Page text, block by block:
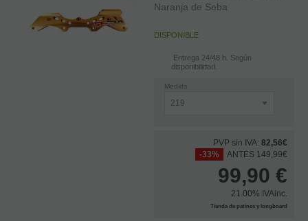
Naranja de Seba
DISPONIBLE
Entrega 24/48 h. Según
disponibilidad.
Medida
PVP sin IVA: 82,56€
-33%
ANTES 149,99€
99,90 €
21.00% IVAinc.
Tienda de patines y longboard